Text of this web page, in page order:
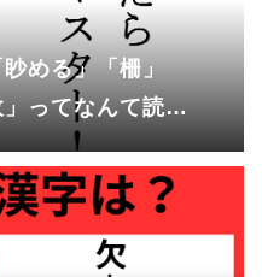
める」「柵」
」ってなんて読